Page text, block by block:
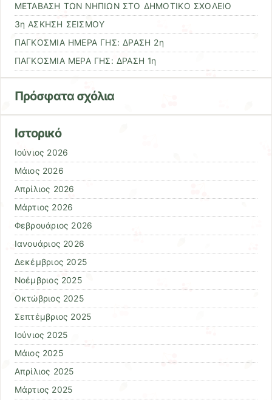
ΜΕΤΑΒΑΣΗ ΤΩΝ ΝΗΠΙΩΝ ΣΤΟ ΔΗΜΟΤΙΚΟ ΣΧΟΛΕΙΟ
3η ΑΣΚΗΣΗ ΣΕΙΣΜΟΥ
ΠΑΓΚΟΣΜΙΑ ΗΜΕΡΑ ΓΗΣ: ΔΡΑΣΗ 2η
ΠΑΓΚΟΣΜΙΑ ΜΕΡΑ ΓΗΣ: ΔΡΑΣΗ 1η
Πρόσφατα σχόλια
Ιστορικό
Ιούνιος 2026
Μάιος 2026
Απρίλιος 2026
Μάρτιος 2026
Φεβρουάριος 2026
Ιανουάριος 2026
Δεκέμβριος 2025
Νοέμβριος 2025
Οκτώβριος 2025
Σεπτέμβριος 2025
Ιούνιος 2025
Μάιος 2025
Απρίλιος 2025
Μάρτιος 2025